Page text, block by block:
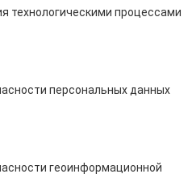
технологическими процессами
персональных данных
геоинформационной